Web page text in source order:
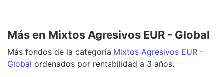
Más en Mixtos Agresivos EUR - Global
Más fondos de la categoría Mixtos Agresivos EUR -
Global ordenados por rentabilidad a 3 años.